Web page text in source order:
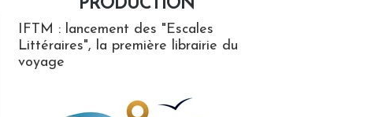
PRODUCTION
IFTM : lancement des "Escales
Littéraires", la première librairie du
voyage